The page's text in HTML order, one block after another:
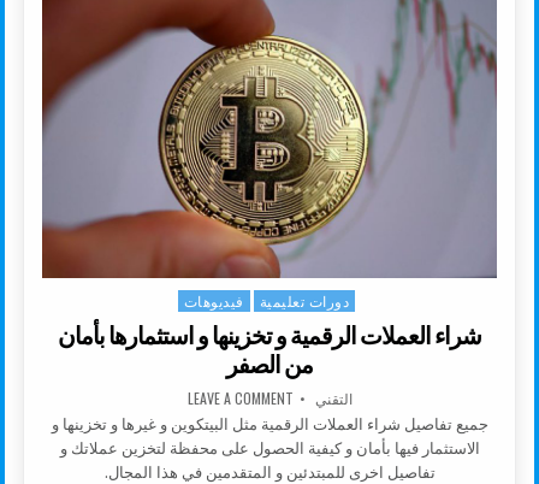
Posted in
دورات تعليمية فيديوهات
شراء العملات الرقمية و تخزينها و استثمارها بأمان
من الصفر
AUTHOR:
التقني LEAVE A COMMENTON شراء العملات الرقمية و تخزينها و استثمارها بأمان من الصفر
جميع تفاصيل شراء العملات الرقمية مثل البيتكوين و غيرها و تخزينها و
الاستثمار فيها بأمان و كيفية الحصول على محفظة لتخزين عملاتك و
تفاصيل اخرى للمبتدئين و المتقدمين في هذا المجال.